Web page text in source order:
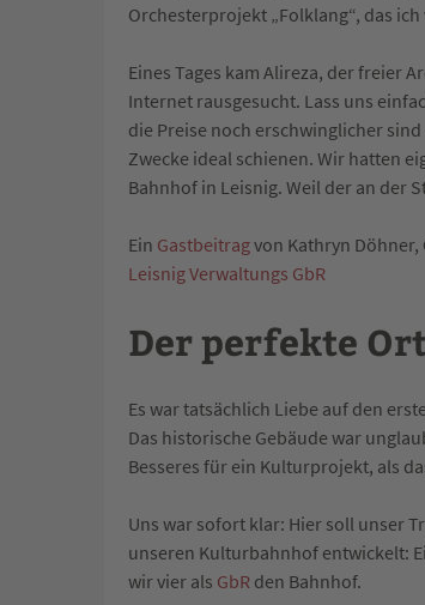
Orchesterprojekt „Folklang“, das
Eines Tages kam Alireza, der freier
Internet rausgesucht. Lass uns
die Preise noch erschwinglicher
Zwecke ideal schienen. Wir hatten
Bahnhof in Leisnig. Weil der an der
Ein Gastbeitragvon Kathryn
Leisnig Verwaltungs GbR
Der perfekte
Es war tatsächlich Liebe auf den
Das historische Gebäude war
Besseres für ein Kulturprojekt, als
Uns war sofort klar: Hier soll unser
unseren Kulturbahnhof entwickelt:
wir vier als GbR den Bahnhof.